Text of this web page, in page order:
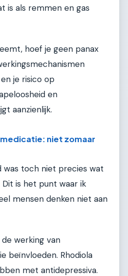
is als remmen en gas
hoef je geen panax
je risico op
en
aanzienlijk.
niet zomaar
was toch niet precies wat
is het punt waar ik
mensen denken niet aan
werking van
beïnvloeden. Rhodiola
met antidepressiva.